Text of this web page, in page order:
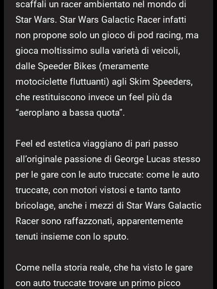
scaffali un racer ambientato nel mondo di
Star Wars. Star Wars Galactic Racer infatti
non propone solo un gioco di pod racing, ma
gioca moltissimo sulla varietà di veicoli,
dalle Speeder Bikes (meramente
motociclette fluttuanti) agli Skim Speeders,
che restituiscono invece un feel più da
“aeroplano a bassa quota”.
Feel ed estetica viaggiano di pari passo
all’originale passione di George Lucas stesso
per le gare con le auto truccate: come le auto
truccate, con motori vistosi e tanto tanto
bricolage, anche i mezzi di Star Wars Galactic
Racer sono raffazzonati, apparentemente
tenuti insieme con lo sputo.
Come nella storia reale, che ha visto le gare
con auto truccate trovare un primo picco